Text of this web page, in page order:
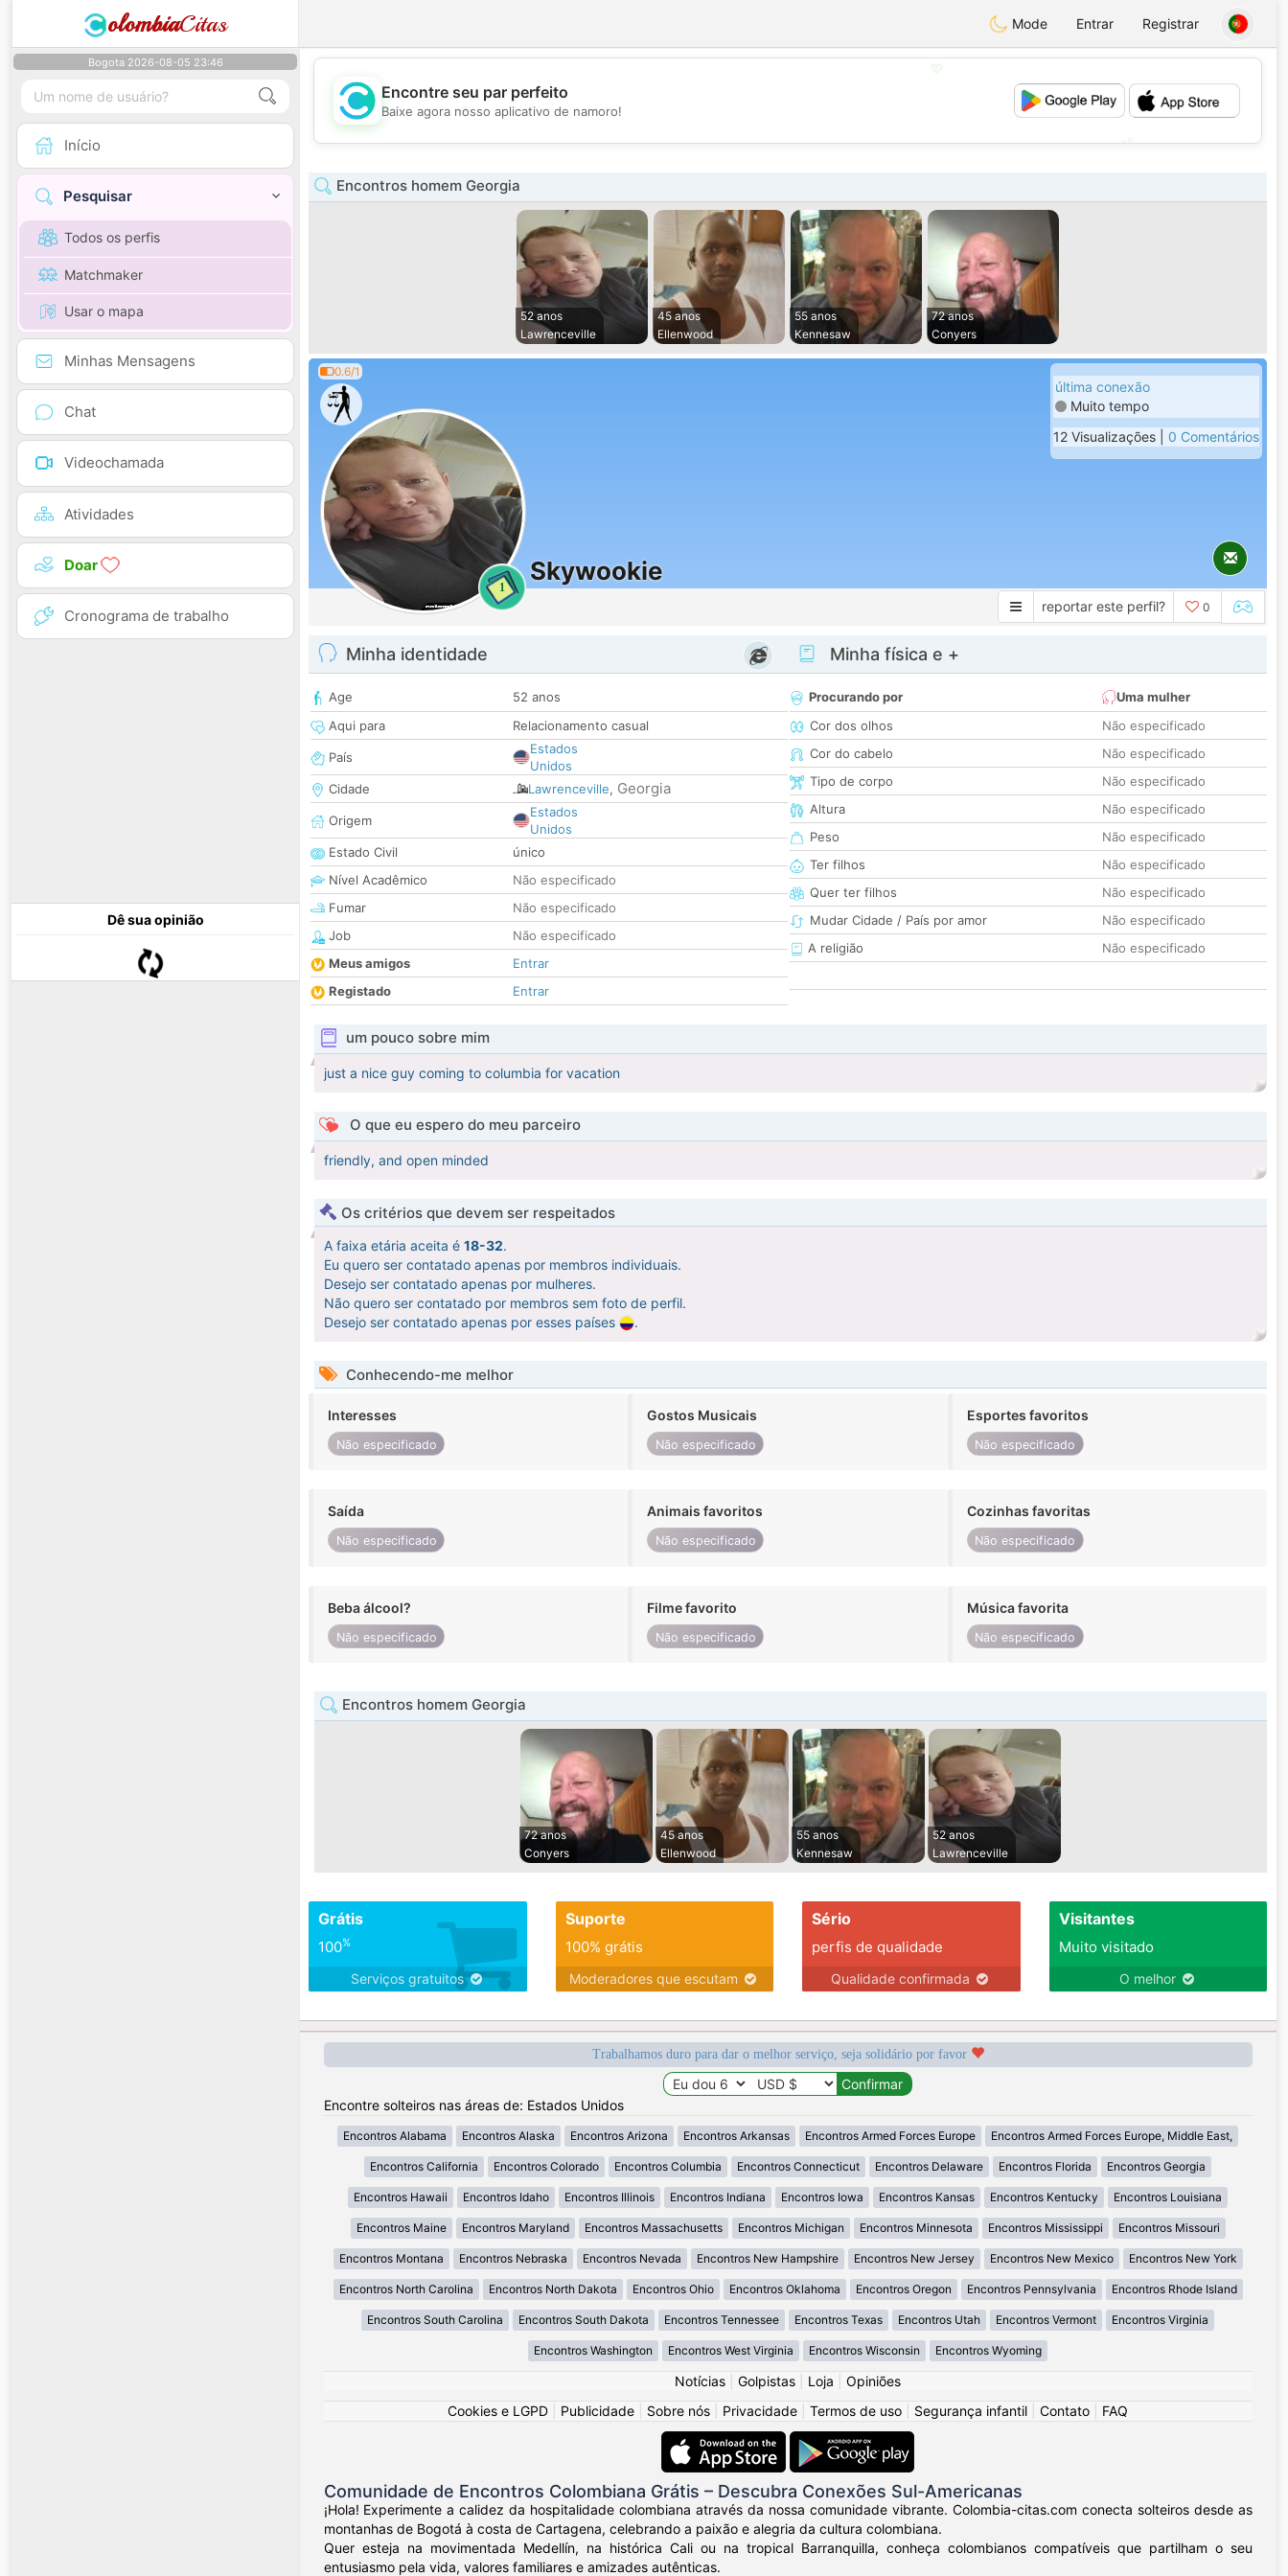
olombiaCitas Mode Entrar Registrar
Bogota 2026-08-05 23:46
Início
Pesquisar
Todos os perfis
Matchmaker
Usar o mapa
Minhas Mensagens
Chat
Videochamada
Atividades
Doar
Cronograma de trabalho
Dê sua opinião
💖
💕
Encontre seu par perfeito
Baixe agora nosso aplicativo de namoro!
Encontros homem Georgia
52 anos
Lawrenceville
45 anos
Ellenwood
55 anos
Kennesaw
72 anos
Conyers
0.6/1
1
Skywookie
última conexão
Muito tempo
12 Visualizações | 0 Comentários
reportar este perfil? 0
Minha identidade
Age
52 anos
Aqui para
Relacionamento casual
País
Estados
Unidos
Cidade
Lawrenceville, Georgia
Origem
Estados
Unidos
Estado Civil
único
Nível Acadêmico
Não especificado
Fumar
Não especificado
Job
Não especificado
Meus amigos
Entrar
Registado
Entrar
Minha física e +
Procurando por
Uma mulher
Cor dos olhos
Não especificado
Cor do cabelo
Não especificado
Tipo de corpo
Não especificado
Altura
Não especificado
Peso
Não especificado
Ter filhos
Não especificado
Quer ter filhos
Não especificado
Mudar Cidade / País por amor
Não especificado
A religião
Não especificado
um pouco sobre mim
just a nice guy coming to columbia for vacation
O que eu espero do meu parceiro
friendly, and open minded
Os critérios que devem ser respeitados
A faixa etária aceita é 18-32.
Eu quero ser contatado apenas por membros individuais.
Desejo ser contatado apenas por mulheres.
Não quero ser contatado por membros sem foto de perfil.
Desejo ser contatado apenas por esses países
.
Conhecendo-me melhor
Interesses
Não especificado
Gostos Musicais
Não especificado
Esportes favoritos
Não especificado
Saída
Não especificado
Animais favoritos
Não especificado
Cozinhas favoritas
Não especificado
Beba álcool?
Não especificado
Filme favorito
Não especificado
Música favorita
Não especificado
Encontros homem Georgia
72 anos
Conyers
45 anos
Ellenwood
55 anos
Kennesaw
52 anos
Lawrenceville
Grátis
100%
Serviços gratuitos
Suporte
100% grátis
Moderadores que escutam
Sério
perfis de qualidade
Qualidade confirmada
Visitantes
Muito visitado
O melhor
Trabalhamos duro para dar o melhor serviço, seja solidário por favor
Encontre solteiros nas áreas de: Estados Unidos
Encontros Alabama Encontros Alaska Encontros Arizona Encontros Arkansas Encontros Armed Forces Europe Encontros Armed Forces Europe, Middle East,
Encontros California Encontros Colorado Encontros Columbia Encontros Connecticut Encontros Delaware Encontros Florida Encontros Georgia
Encontros Hawaii Encontros Idaho Encontros Illinois Encontros Indiana Encontros Iowa Encontros Kansas Encontros Kentucky Encontros Louisiana
Encontros Maine Encontros Maryland Encontros Massachusetts Encontros Michigan Encontros Minnesota Encontros Mississippi Encontros Missouri
Encontros Montana Encontros Nebraska Encontros Nevada Encontros New Hampshire Encontros New Jersey Encontros New Mexico Encontros New York
Encontros North Carolina Encontros North Dakota Encontros Ohio Encontros Oklahoma Encontros Oregon Encontros Pennsylvania Encontros Rhode Island
Encontros South Carolina Encontros South Dakota Encontros Tennessee Encontros Texas Encontros Utah Encontros Vermont Encontros Virginia
Encontros Washington Encontros West Virginia Encontros Wisconsin Encontros Wyoming
Notícias Golpistas Loja
Opiniões
Cookies e LGPD
Publicidade Sobre nós Privacidade Termos de uso Segurança infantil Contato FAQ
Comunidade de Encontros Colombiana Grátis – Descubra Conexões Sul-Americanas
¡Hola! Experimente a calidez da hospitalidade colombiana através da nossa comunidade vibrante. Colombia-citas.com conecta solteiros desde as
montanhas de Bogotá à costa de Cartagena, celebrando a paixão e alegria da cultura colombiana.
Quer esteja na movimentada Medellín, na histórica Cali ou na tropical Barranquilla, conheça colombianos compatíveis que partilham o seu
entusiasmo pela vida, valores familiares e amizades autênticas.